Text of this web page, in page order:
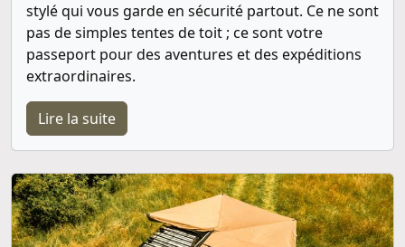
stylé qui vous garde en sécurité partout. Ce ne sont
pas de simples tentes de toit ; ce sont votre
passeport pour des aventures et des expéditions
extraordinaires.
Lire la suite